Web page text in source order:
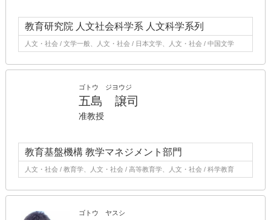
教育研究院 人文社会科学系 人文科学系列
人文・社会 / 文学一般、人文・社会 / 日本文学、人文・社会 / 中国文学
ゴトウ ジヨウジ
五島 譲司
准教授
教育基盤機構 教学マネジメント部門
人文・社会 / 教育学、人文・社会 / 高等教育学、人文・社会 / 科学教育
ゴトウ ヤスシ